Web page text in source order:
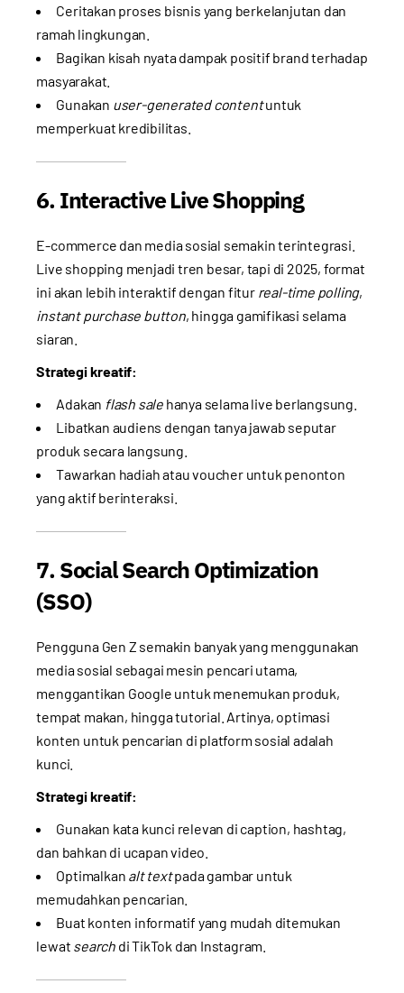
Ceritakan proses bisnis yang berkelanjutan dan
ramah lingkungan.
Bagikan kisah nyata dampak positif brand terhadap
masyarakat.
Gunakan user-generated contentuntuk
memperkuat kredibilitas.
6. Interactive Live Shopping
E-commerce dan media sosial semakin terintegrasi.
Live shopping menjadi tren besar, tapi di 2025, format
ini akan lebih interaktif dengan fitur real-time polling,
instant purchase button, hingga gamifikasi selama
siaran.
Strategi kreatif:
Adakan flash salehanya selama live berlangsung.
Libatkan audiens dengan tanya jawab seputar
produk secara langsung.
Tawarkan hadiah atau voucher untuk penonton
yang aktif berinteraksi.
7. Social Search Optimization
(SSO)
Pengguna Gen Z semakin banyak yang menggunakan
media sosial sebagai mesin pencari utama,
menggantikan Google untuk menemukan produk,
tempat makan, hingga tutorial. Artinya, optimasi
konten untuk pencarian di platform sosial adalah
kunci.
Strategi kreatif:
Gunakan kata kunci relevan di caption, hashtag,
dan bahkan di ucapan video.
Optimalkan alt textpada gambar untuk
memudahkan pencarian.
Buat konten informatif yang mudah ditemukan
lewat searchdi TikTok dan Instagram.